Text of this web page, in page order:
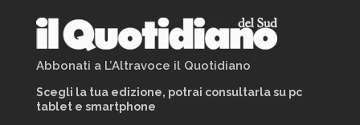
Abbonati a L’Altravoce il Quotidiano
Scegli la tua edizione, potrai consultarla su pc
tablet e smartphone